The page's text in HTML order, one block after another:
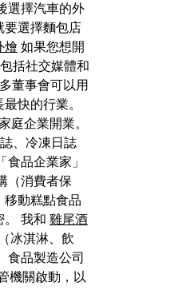
選擇汽車的外
要選擇麵包店
燴 如果您想開
括社交媒體和
董事會可以用
快的行業。
庭企業開業。
、冷凍日誌
品企業家」
（消費者保
移動糕點食品
。 我和 雞尾酒
冰淇淋、飲
食品製造公司
機關啟動，以